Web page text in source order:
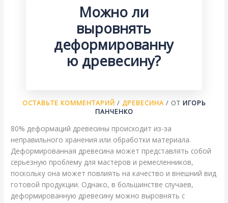
Можно ли
выровнять
деформированну
ю древесину?
ОСТАВЬТЕ КОММЕНТАРИЙ / ДРЕВЕСИНА/ ОТ ИГОРЬ
ПАНЧЕНКО
80% деформаций древесины происходит из-за
неправильного хранения или обработки материала.
Деформированная древесина может представлять собой
серьезную проблему для мастеров и ремесленников,
поскольку она может повлиять на качество и внешний вид
готовой продукции. Однако, в большинстве случаев,
деформированную древесину можно выровнять с